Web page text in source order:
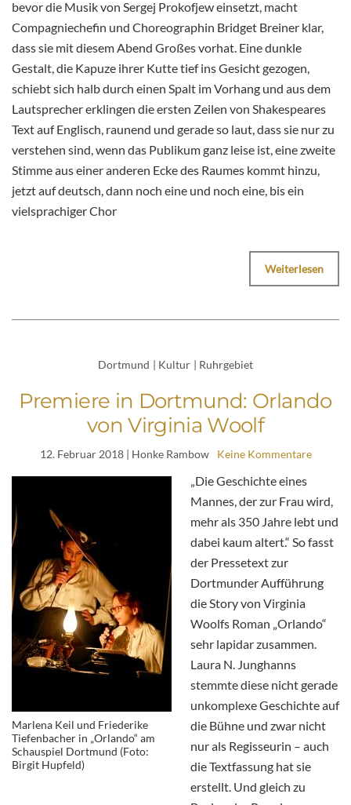
bevor die Musik von Sergej Prokofjew einsetzt, macht
Compagniechefin und Choreographin Bridget Breiner klar,
dass sie mit diesem Abend Großes vorhat. Eine dunkle
Gestalt, die Kapuze ihrer Kutte tief ins Gesicht gezogen,
schiebt sich halb durch einen Spalt im Vorhang und aus dem
Lautsprecher erklingen die ersten Zeilen von Shakespeares
Text auf Englisch, raunend und gerade so laut, dass sie nur zu
verstehen sind, wenn das Publikum ganz leise ist, eine zweite
Stimme aus einer anderen Ecke des Raumes kommt hinzu,
jetzt auf deutsch, dann noch eine und noch eine, bis ein
vielsprachiger Chor
Weiterlesen
Dortmund | Kultur | Ruhrgebiet
Premiere in Dortmund: Orlando
von Virginia Woolf
12. Februar 2018| Honke Rambow Keine Kommentare
Marlena Keil und Friederike
Tiefenbacher in „Orlando“ am
Schauspiel Dortmund (Foto:
Birgit Hupfeld)
„Die Geschichte eines
Mannes, der zur Frau wird,
mehr als 350 Jahre lebt und
dabei kaum altert.“ So fasst
der Pressetext zur
Dortmunder Aufführung
die Story von Virginia
Woolfs Roman „Orlando“
sehr lapidar zusammen.
Laura N. Junghanns
stemmte diese nicht gerade
unkomplexe Geschichte auf
die Bühne und zwar nicht
nur als Regisseurin – auch
die Textfassung hat sie
erstellt. Und gleich zu